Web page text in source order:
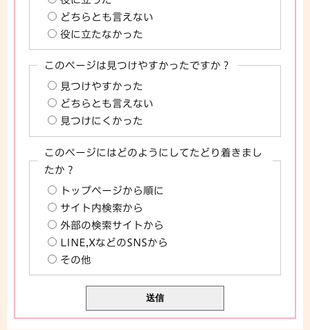
どちらとも言えない
役に立たなかった
このページは見つけやすかったですか？
見つけやすかった
どちらとも言えない
見つけにくかった
このページにはどのようにしてたどり着きまし
たか？
トップページから順に
サイト内検索から
外部の検索サイトから
LINE,XなどのSNSから
その他